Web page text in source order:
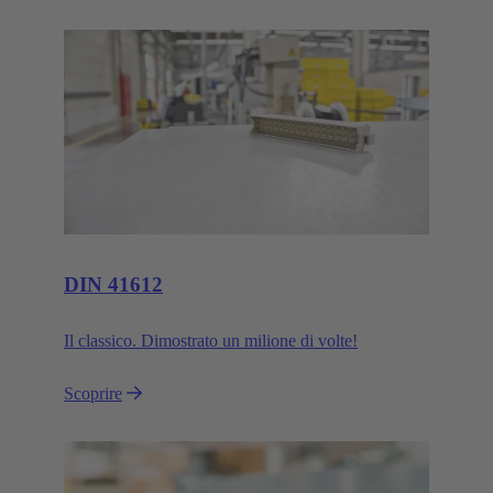
DIN 41612
Il classico. Dimostrato un milione di volte!
Scoprire